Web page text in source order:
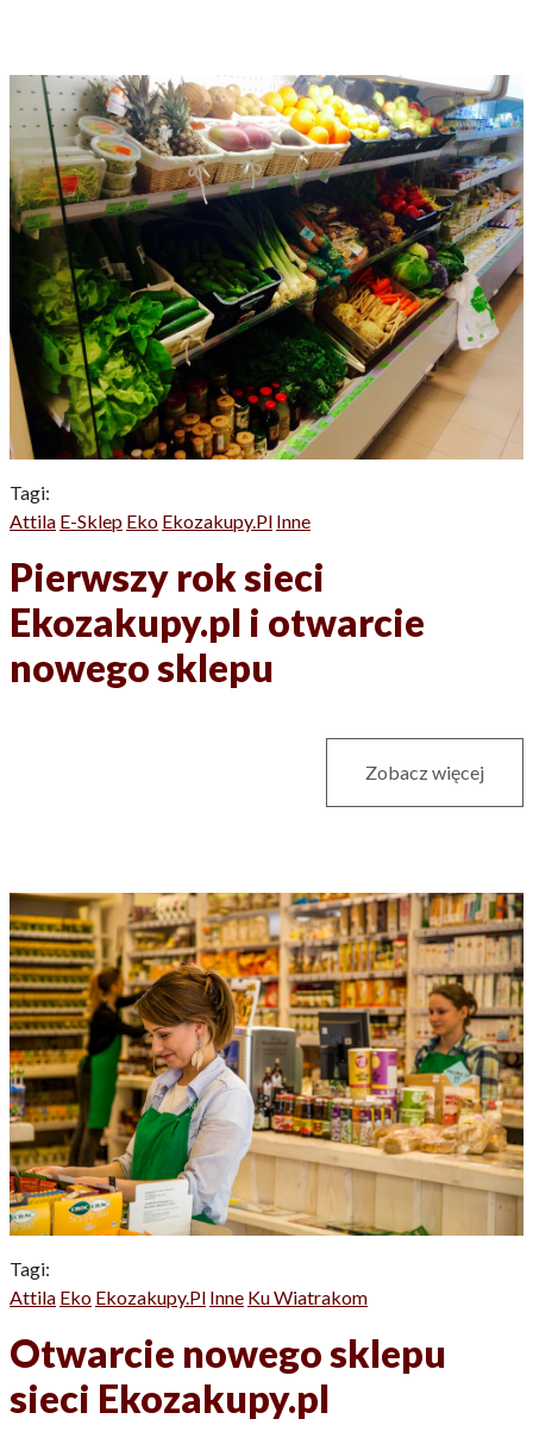
Tagi:
Attila E-Sklep Eko Ekozakupy.pl Inne
Pierwszy rok sieci
Ekozakupy.pl i otwarcie
nowego sklepu
Zobacz więcej
Tagi:
Attila Eko Ekozakupy.pl Inne Ku Wiatrakom
Otwarcie nowego sklepu
sieci Ekozakupy.pl